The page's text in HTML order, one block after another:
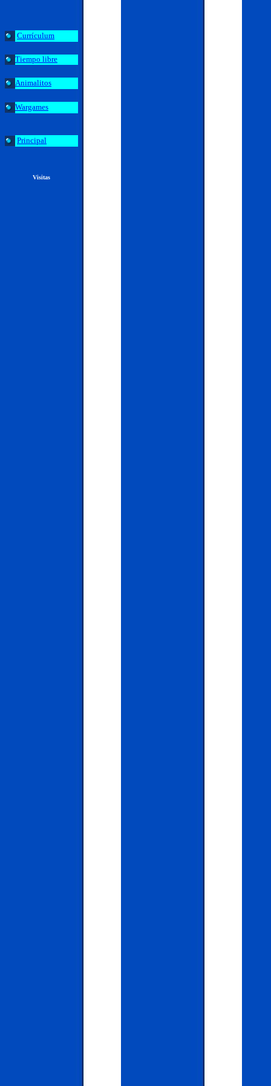
Currículum
Tiempo libre
Animalitos
Wargames
Principal
Visitas